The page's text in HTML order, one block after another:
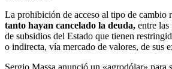
La prohibición de acceso al tipo de cambio
tanto hayan cancelado la deuda, entre las
de subsidios del Estado que tienen
o indirecta, vía mercado de valores, de sus
Sergio Massa anunció un «agrodólar» para